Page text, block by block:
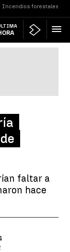
Incendios forestales
faltar a
hace